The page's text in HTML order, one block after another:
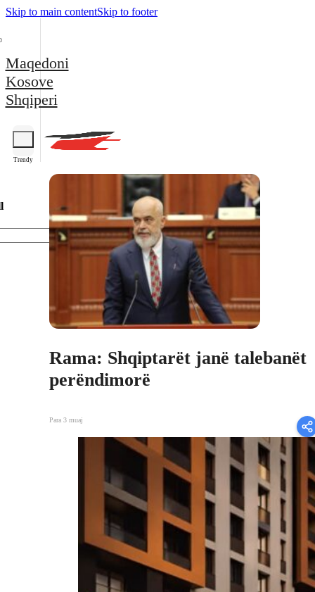
Skip to main contentSkip to footer
Maqedoni
Kosove
Shqiperi
Trendy
Rama: Shqiptarët janë talebanët
perëndimorë
Para 3 muaj